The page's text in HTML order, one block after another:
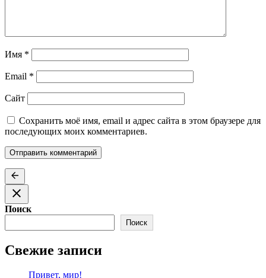
Имя *
Email *
Сайт
Сохранить моё имя, email и адрес сайта в этом браузере для
последующих моих комментариев.
Поиск
Поиск
Свежие записи
Привет, мир!